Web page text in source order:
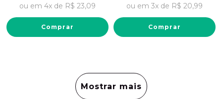
ou em 4x de R$ 23,09
Comprar
ou em 3x de R$ 20,99
Comprar
Mostrar mais